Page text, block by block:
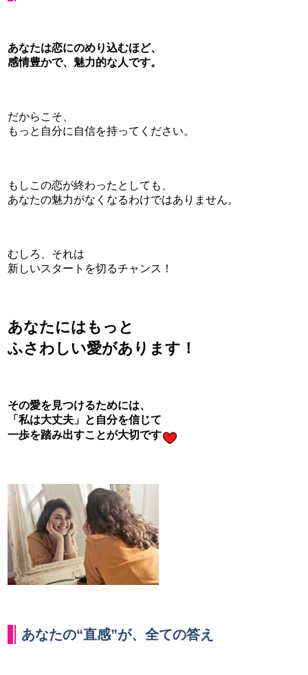
あなたは恋にのめり込むほど、
感情豊かで、魅力的な人です。
だからこそ、
もっと自分に自信を持ってください。
もしこの恋が終わったとしても、
あなたの魅力がなくなるわけではありません。
むしろ、それは
新しいスタートを切るチャンス！
あなたにはもっと
ふさわしい愛があります！
その愛を見つけるためには、
「私は大丈夫」と 自分を信じて
一歩を踏み出すことが大切です
あなたの“直感”が、全ての答え